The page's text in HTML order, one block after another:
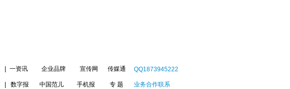
一资讯 企业品牌 宣传网 传媒通
数字报 中国范儿 手机报 专 题
QQ1873945222
业务合作联系